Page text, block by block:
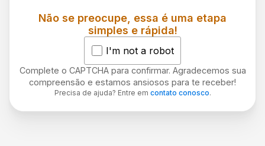
Não se preocupe, essa é uma etapa
simples e rápida!
I'm not a robot
Complete o CAPTCHA para confirmar. Agradecemos sua
compreensão e estamos ansiosos para te receber!
Precisa de ajuda? Entre em contato conosco.